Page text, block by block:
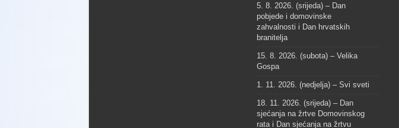
5. 8. 2026. (srijeda) – Dan
pobjede i domovinske
zahvalnosti i Dan hrvatskih
branitelja
15. 8. 2026. (subota) – Velika
Gospa
1. 11. 2026. (nedjelja) – Svi sveti
18. 11. 2026. (srijeda) – Dan
sjećanja na žrtve Domovinskog
rata i Dan sjećanja na žrtvu